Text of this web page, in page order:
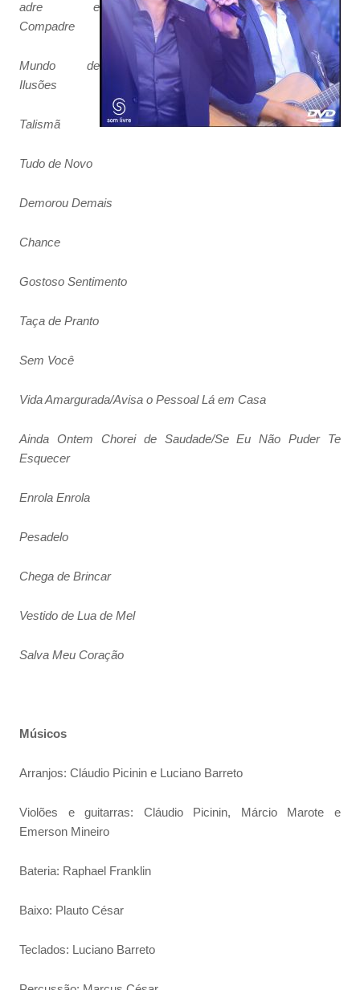
adre e
Compadre
Mundo de
Ilusões
Talismã
Tudo de Novo
Demorou Demais
Chance
Gostoso Sentimento
Taça de Pranto
Sem Você
Vida Amargurada/Avisa o Pessoal Lá em Casa
Ainda Ontem Chorei de Saudade/Se Eu Não Puder Te
Esquecer
Enrola Enrola
Pesadelo
Chega de Brincar
Vestido de Lua de Mel
Salva Meu Coração
Músicos
Arranjos: Cláudio Picinin e Luciano Barreto
Violões e guitarras: Cláudio Picinin, Márcio Marote e
Emerson Mineiro
Bateria: Raphael Franklin
Baixo: Plauto César
Teclados: Luciano Barreto